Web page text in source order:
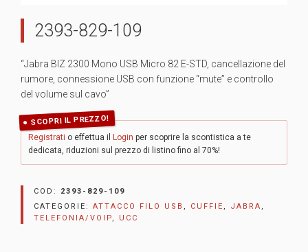
2393-829-109
“Jabra BIZ 2300 Mono USB Micro 82 E-STD, cancellazione del
rumore, connessione USB con funzione “mute” e controllo
del volume sul cavo”
SCOPRI IL PREZZO!
Registrati o effettua il Login per scoprire la scontistica a te
dedicata, riduzioni sul prezzo di listino fino al 70%!
COD: 2393-829-109
CATEGORIE: ATTACCO FILO USB , CUFFIE , JABRA ,
TELEFONIA/VOIP, UCC